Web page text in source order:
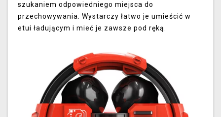
szukaniem odpowiedniego miejsca do
przechowywania. Wystarczy łatwo je umieścić w
etui ładującym i mieć je zawsze pod ręką.